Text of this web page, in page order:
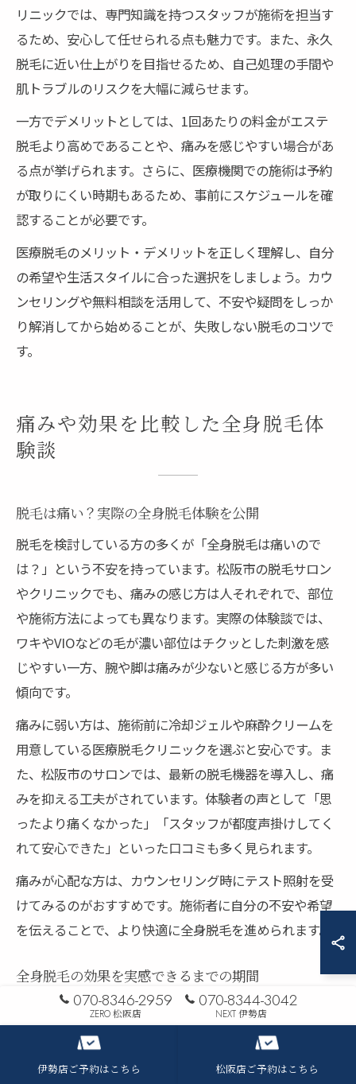
リニックでは、専門知識を持つスタッフが施術を担当す
るため、安心して任せられる点も魅力です。また、永久
脱毛に近い仕上がりを目指せるため、自己処理の手間や
肌トラブルのリスクを大幅に減らせます。
一方でデメリットとしては、1回あたりの料金がエステ
脱毛より高めであることや、痛みを感じやすい場合があ
る点が挙げられます。さらに、医療機関での施術は予約
が取りにくい時期もあるため、事前にスケジュールを確
認することが必要です。
医療脱毛のメリット・デメリットを正しく理解し、自分
の希望や生活スタイルに合った選択をしましょう。カウ
ンセリングや無料相談を活用して、不安や疑問をしっか
り解消してから始めることが、失敗しない脱毛のコツで
す。
痛みや効果を比較した全身脱毛体
験談
脱毛は痛い？実際の全身脱毛体験を公開
脱毛を検討している方の多くが「全身脱毛は痛いので
は？」という不安を持っています。松阪市の脱毛サロン
やクリニックでも、痛みの感じ方は人それぞれで、部位
や施術方法によっても異なります。実際の体験談では、
ワキやVIOなどの毛が濃い部位はチクッとした刺激を感
じやすい一方、腕や脚は痛みが少ないと感じる方が多い
傾向です。
痛みに弱い方は、施術前に冷却ジェルや麻酔クリームを
用意している医療脱毛クリニックを選ぶと安心です。ま
た、松阪市のサロンでは、最新の脱毛機器を導入し、痛
みを抑える工夫がされています。体験者の声として「思
ったより痛くなかった」「スタッフが都度声掛けしてく
れて安心できた」といった口コミも多く見られます。
痛みが心配な方は、カウンセリング時にテスト照射を受
けてみるのがおすすめです。施術者に自分の不安や希望
を伝えることで、より快適に全身脱毛を進められます。
全身脱毛の効果を実感できるまでの期間
全身脱毛の効果を実感できるまでの期間は、施術方法や
個人の毛質によって異なります。一般的には、医療脱毛
の場合5〜8回、サロン脱毛の場合は10〜15回程度の施術
070-8346-2959
ZERO 松阪店
070-8344-3042
NEXT 伊勢店
伊勢店ご予約はこちら 松阪店ご予約はこちら